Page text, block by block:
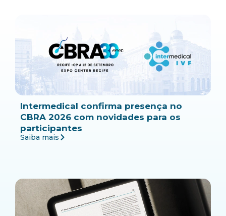
Intermedical confirma presença no
CBRA 2026 com novidades para os
participantes
Saiba mais